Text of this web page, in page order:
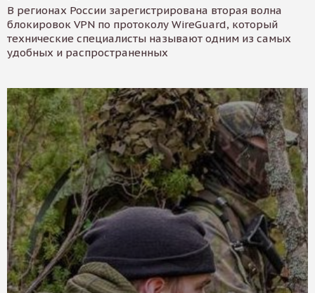
В регионах России зарегистрирована вторая волна
блокировок VPN по протоколу WireGuard, который
технические специалисты называют одним из самых
удобных и распространенных